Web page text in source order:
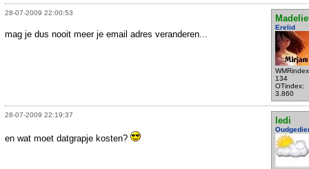
28-07-2009 22:00:53
Erelid
134
OTindex:
3.860
mag je dus nooit meer je email adres veranderen...
28-07-2009 22:19:37
ledi
en wat moet datgrapje kosten?